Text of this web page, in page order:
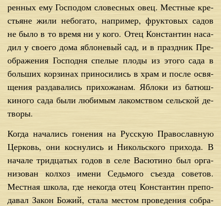
рен­ных ему Гос­по­дом сло­вес­ных овец. Мест­ные кре­
стьяне жи­ли небо­га­то, на­при­мер, фрук­то­вых са­дов
не бы­ло в то вре­мя ни у ко­го. Отец Кон­стан­тин на­са­
дил у сво­е­го до­ма яб­ло­не­вый сад, и в празд­ник Пре­
об­ра­же­ния Гос­под­ня спе­лые пло­ды из это­го са­да в
боль­ших кор­зи­нах при­но­си­лись в храм и по­сле освя­
ще­ния раз­да­ва­лись при­хо­жа­нам. Яб­ло­ки из ба­тюш­
ки­но­го са­да бы­ли лю­би­мым ла­ком­ством сель­ской де­
тво­ры.
Ко­гда на­ча­лись го­не­ния на Рус­скую Пра­во­слав­ную
Цер­ковь, они кос­ну­лись и Ни­коль­ско­го при­хо­да. В
на­ча­ле трид­ца­тых го­дов в се­ле Ва­сю­ти­но был ор­га­
ни­зо­ван кол­хоз име­ни Седь­мо­го съез­да со­ве­тов.
Мест­ная шко­ла, где неко­гда отец Кон­стан­тин пре­по­
да­вал За­кон Бо­жий, ста­ла ме­стом про­ве­де­ния со­бра­